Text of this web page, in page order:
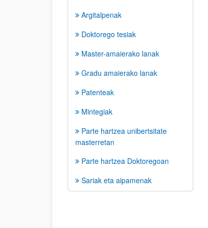
Argitalpenak
Doktorego tesiak
Master-amaierako lanak
Gradu amaierako lanak
Patenteak
Mintegiak
Parte hartzea unibertsitate
masterretan
Parte hartzea Doktoregoan
Sariak eta aipamenak